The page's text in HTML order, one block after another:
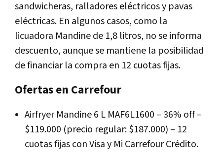
sandwicheras, ralladores eléctricos y pavas
eléctricas. En algunos casos, como la
licuadora Mandine de 1,8 litros, no se informa
descuento, aunque se mantiene la posibilidad
de financiar la compra en 12 cuotas fijas.
Ofertas en Carrefour
Airfryer Mandine 6 L MAF6L1600 – 36% off –
$119.000 (precio regular: $187.000) – 12
cuotas fijas con Visa y Mi Carrefour Crédito.